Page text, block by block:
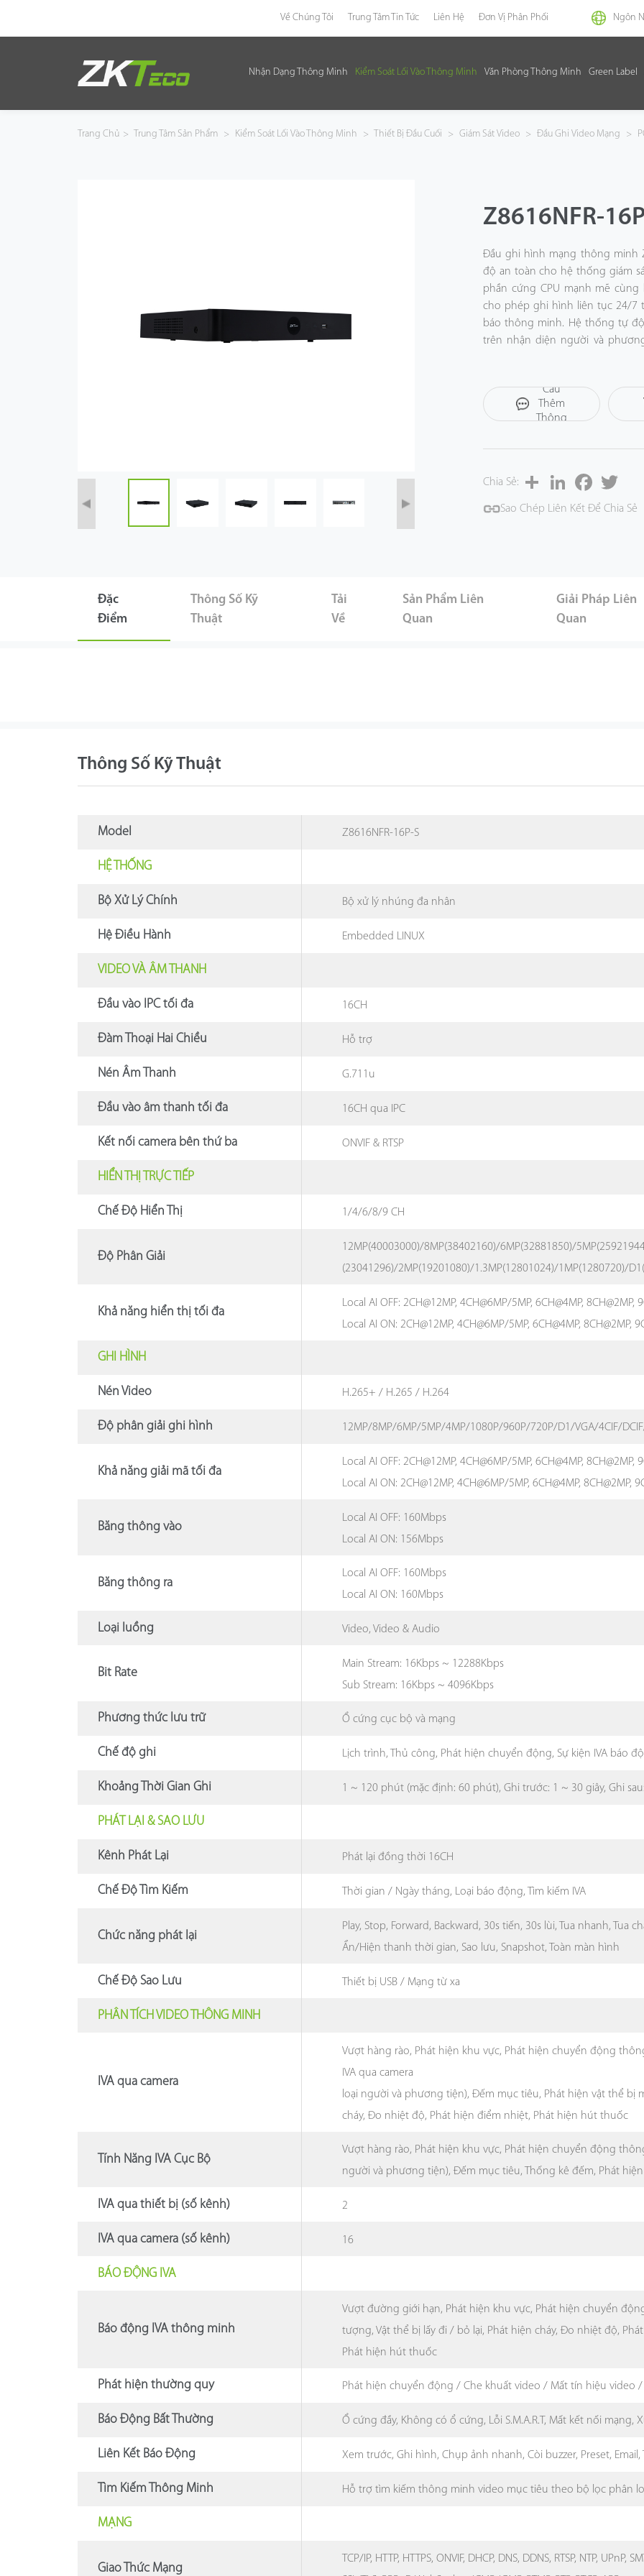
Về Chúng Tôi Trung Tâm Tin Tức Liên Hệ Đơn Vị Phân Phối Ngôn
Nhận Dạng Thông Minh Kiểm Soát Lối Vào Thông Minh Văn Phòng Thông Minh Green Label
Kiểm Soát Lối Vào Thông Minh
Trang Chủ > Trung Tâm Sản Phẩm > Kiểm Soát Lối Vào Thông Minh > Thiết Bị Đầu Cuối > Giám Sát Video > Đầu Ghi Video Mạng >
Z8616NFR-
Đầu ghi hình mạng thông minh
độ an toàn cho hệ thống giám
phần cứng CPU mạnh mẽ
cho phép ghi hình liên tục 24/7
báo thông minh. Hệ thống tự
trên nhận diện người và
các sự kiện cảnh báo.
ZKBio Sense smart NVR nâng
Cầu
Thêm
Thông
Chia Sẻ:
Share LinkedInFacebook
Sao Chép Liên Kết Để Chia Sẻ
Đặc
Điểm
Thông Số Kỹ
Thuật
Tải
Về
Sản Phẩm Liên
Quan
Giải Pháp Liên
Quan
Thông Số Kỹ Thuật
Model Z8616NFR-16P-S
HỆ THỐNG
Bộ Xử Lý Chính Bộ xử lý nhúng đa nhân
Hệ Điều Hành Embedded LINUX
VIDEO VÀ ÂM THANH
Đầu vào IPC tối đa 16CH
Đàm Thoại Hai Chiều Hỗ trợ
Nén Âm Thanh G.711u
Đầu vào âm thanh tối đa 16CH qua IPC
Kết nối camera bên thứ ba ONVIF & RTSP
HIỂN THỊ TRỰC TIẾP
Chế Độ Hiển Thị 1/4/6/8/9 CH
Độ Phân Giải
12MP(40003000)/8MP(38402160)/6MP(32881850)/
(23041296)/2MP(19201080)/1.3MP(12801024)/1MP(1280720)/
Khả năng hiển thị tối đa
Local AI OFF: 2CH@12MP, 4CH@6MP/5MP, 6CH@4MP, 8CH@2MP,
Local AI ON: 2CH@12MP, 4CH@6MP/5MP, 6CH@4MP, 8CH@2MP,
GHI HÌNH
Nén Video H.265+ / H.265 / H.264
Độ phân giải ghi hình 12MP/8MP/6MP/5MP/4MP/1080P/960P/720P/D1/VGA/4CIF/
Khả năng giải mã tối đa
Local AI OFF: 2CH@12MP, 4CH@6MP/5MP, 6CH@4MP, 8CH@2MP,
Local AI ON: 2CH@12MP, 4CH@6MP/5MP, 6CH@4MP, 8CH@2MP,
Băng thông vào
Local AI OFF: 160Mbps
Local AI ON: 156Mbps
Băng thông ra
Local AI OFF: 160Mbps
Local AI ON: 160Mbps
Loại luồng Video, Video & Audio
Bit Rate
Main Stream: 16Kbps ~ 12288Kbps
Sub Stream: 16Kbps ~ 4096Kbps
Phương thức lưu trữ Ổ cứng cục bộ và mạng
Chế độ ghi Lịch trình, Thủ công, Phát hiện chuyển động, Sự kiện IVA báo
Khoảng Thời Gian Ghi 1 ~ 120 phút (mặc định: 60 phút), Ghi trước: 1 ~ 30 giây, Ghi
PHÁT LẠI & SAO LƯU
Kênh Phát Lại Phát lại đồng thời 16CH
Chế Độ Tìm Kiếm Thời gian / Ngày tháng, Loại báo động, Tìm kiếm IVA
Chức năng phát lại
Play, Stop, Forward, Backward, 30s tiến, 30s lùi, Tua nhanh, Tua
Ẩn/Hiện thanh thời gian, Sao lưu, Snapshot, Toàn màn hình
Chế Độ Sao Lưu Thiết bị USB / Mạng từ xa
PHÂN TÍCH VIDEO THÔNG MINH
IVA qua camera
Vượt hàng rào, Phát hiện khu vực, Phát hiện chuyển động
IVA qua camera
loại người và phương tiện), Đếm mục tiêu, Phát hiện vật thể bị
cháy, Đo nhiệt độ, Phát hiện điểm nhiệt, Phát hiện hút thuốc
Tính Năng IVA Cục Bộ
Vượt hàng rào, Phát hiện khu vực, Phát hiện chuyển động
người và phương tiện), Đếm mục tiêu, Thống kê đếm, Phát
IVA qua thiết bị (số kênh) 2
IVA qua camera (số kênh) 16
BÁO ĐỘNG IVA
Báo động IVA thông minh
Vượt đường giới hạn, Phát hiện khu vực, Phát hiện chuyển
tượng, Vật thể bị lấy đi / bỏ lại, Phát hiện cháy, Đo nhiệt độ,
Phát hiện hút thuốc
Phát hiện thường quy Phát hiện chuyển động / Che khuất video / Mất tín hiệu video
Báo Động Bất Thường Ổ cứng đầy, Không có ổ cứng, Lỗi S.M.A.R.T, Mất kết nối mạng,
Liên Kết Báo Động Xem trước, Ghi hình, Chụp ảnh nhanh, Còi buzzer, Preset,
Tìm Kiếm Thông Minh Hỗ trợ tìm kiếm thông minh video mục tiêu theo bộ lọc phân
MẠNG
Giao Thức Mạng
TCP/IP, HTTP, HTTPS, ONVIF, DHCP, DNS, DDNS, RTSP, NTP, UPnP,